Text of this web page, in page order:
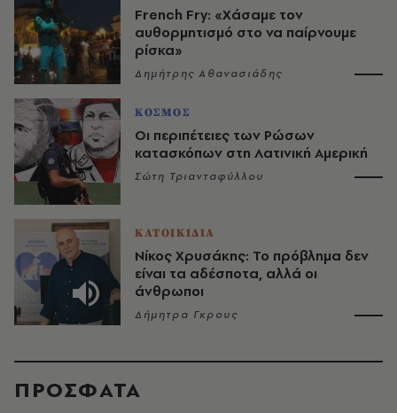
French Fry: «Χάσαμε τον
αυθορμητισμό στο να παίρνουμε
ρίσκα»
Δημήτρης Αθανασιάδης
ΚΟΣΜΟΣ
Οι περιπέτειες των Ρώσων
κατασκόπων στη Λατινική Αμερική
Σώτη Τριανταφύλλου
ΚΑΤΟΙΚΙΔΙΑ
Νίκος Χρυσάκης: Το πρόβλημα δεν
είναι τα αδέσποτα, αλλά οι
άνθρωποι
Δήμητρα Γκρους
ΠΡΟΣΦΑΤΑ